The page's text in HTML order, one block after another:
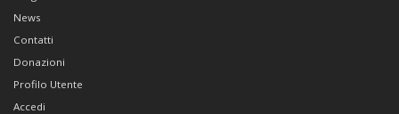
News
Contatti
Donazioni
Profilo Utente
Accedi